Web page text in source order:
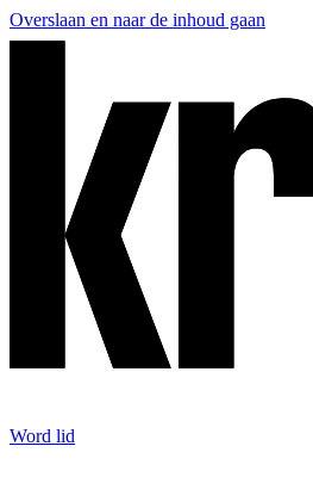
Overslaan en naar de inhoud gaan
Word lid